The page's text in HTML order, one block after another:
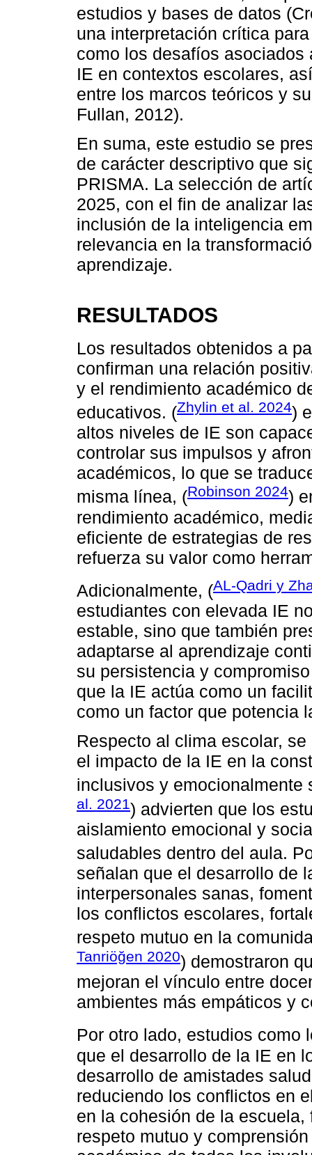
estudios y bases de datos
una interpretación crítica
como los desafíos
IE en contextos escolares,
entre los marcos teóricos y
Fullan, 2012).
En suma, este estudio se
de carácter descriptivo que
PRISMA. La selección de
2025, con el fin de analizar
inclusión de la inteligencia
relevancia en la
aprendizaje.
RESULTADOS
Los resultados obtenidos a
confirman una relación
y el rendimiento académico
educativos. (Zhylin et al. 2024)
altos niveles de IE son
controlar sus impulsos y
académicos, lo que se
misma línea, (Robinson 2024)
rendimiento académico,
eficiente de estrategias de
refuerza su valor como
Adicionalmente, (AL-Qadri y
estudiantes con elevada IE
estable, sino que también
adaptarse al aprendizaje
su persistencia y
que la IE actúa como un
como un factor que potencia
Respecto al clima escolar,
el impacto de la IE en la
inclusivos y emocionalmente
al. 2021) advierten que los
aislamiento emocional y
saludables dentro del aula.
señalan que el desarrollo de
interpersonales sanas,
los conflictos escolares,
respeto mutuo en la
Tanriöğen 2020) demostraron
mejoran el vínculo entre
ambientes más empáticos y
Por otro lado, estudios como
que el desarrollo de la IE en
desarrollo de amistades
reduciendo los conflictos en
en la cohesión de la
respeto mutuo y